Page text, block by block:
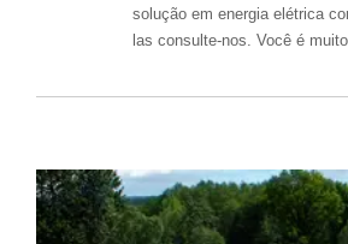
solução em energia elétrica
las consulte-nos. Você é muito